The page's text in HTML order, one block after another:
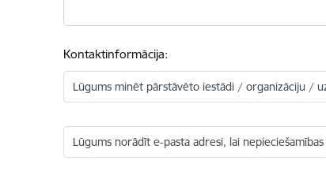
Kontaktinformācija:
Lūgums minēt pārstāvēto iestādi / organizāciju /
Lūgums norādīt e-pasta adresi, lai